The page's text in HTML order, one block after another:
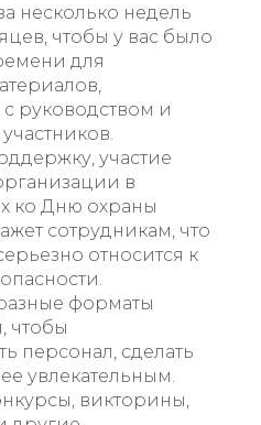
несколько недель
чтобы у вас было
для
руководством и
участие
в
ко Дню охраны
сотрудникам, что
относится к
форматы
чтобы
персонал, сделать
увлекательным.
викторины,